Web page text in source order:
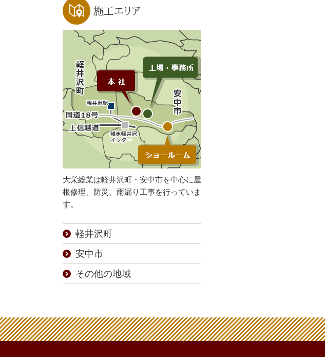
施工エリア
大栄総業は軽井沢町・安中市を中心に屋
根修理、防災、雨漏り工事を行っていま
す。
軽井沢町
安中市
その他の地域